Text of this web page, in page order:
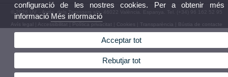
© 2026 UV. - Avda. dels Tarongers s/n, 46022 València. Espanya. Tel. (+34) 96 162 52 95
Avís legal Accessibilitat Política privacitat Cookies Transparència Bústia de contacte
configuració de les nostres cookies. Per a obtenir més
informació Més informació
Acceptar tot
Rebutjar tot